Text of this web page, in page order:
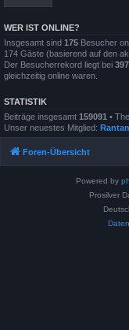
WER IST ONLINE?
Insgesamt sind 175 Besucher
174 Gäste (basierend auf den
Der Besucherrekord liegt bei
gleichzeitig online waren.
STATISTIK
Beiträge insgesamt 159091 •
Unser neuestes Mitglied:
Foren-Übersicht
Powered by
Prosilver